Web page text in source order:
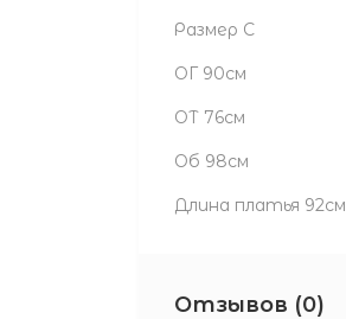
Размер С
ОГ 90см
ОТ 76см
Об 98см
Длина платья 92см
Отзывов (0)